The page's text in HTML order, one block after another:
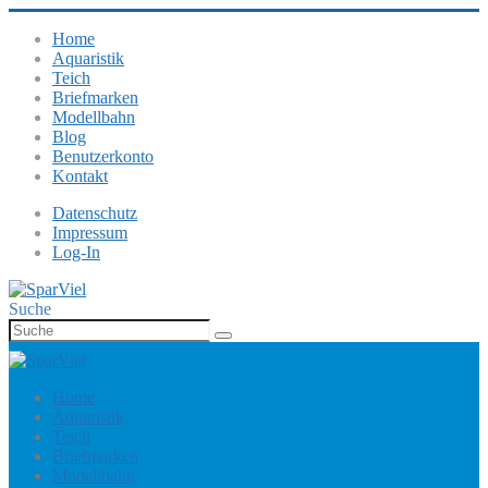
Home
Aquaristik
Teich
Briefmarken
Modellbahn
Blog
Benutzerkonto
Kontakt
Datenschutz
Impressum
Log-In
Suche
Home
Aquaristik
Teich
Briefmarken
Modellbahn